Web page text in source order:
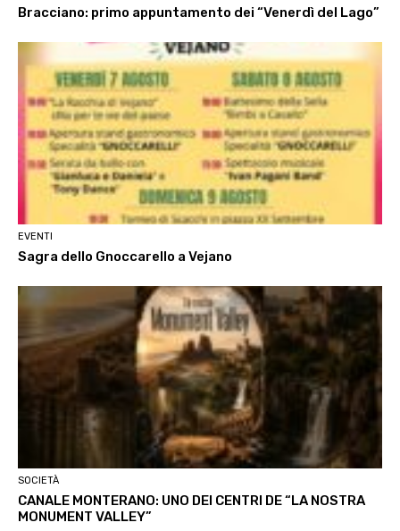
Bracciano: primo appuntamento dei “Venerdì del Lago”
EVENTI
Sagra dello Gnoccarello a Vejano
SOCIETÀ
CANALE MONTERANO: UNO DEI CENTRI DE “LA NOSTRA
MONUMENT VALLEY”